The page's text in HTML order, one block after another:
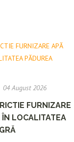
04 August 2026
FURNIZARE
LOCALITATEA